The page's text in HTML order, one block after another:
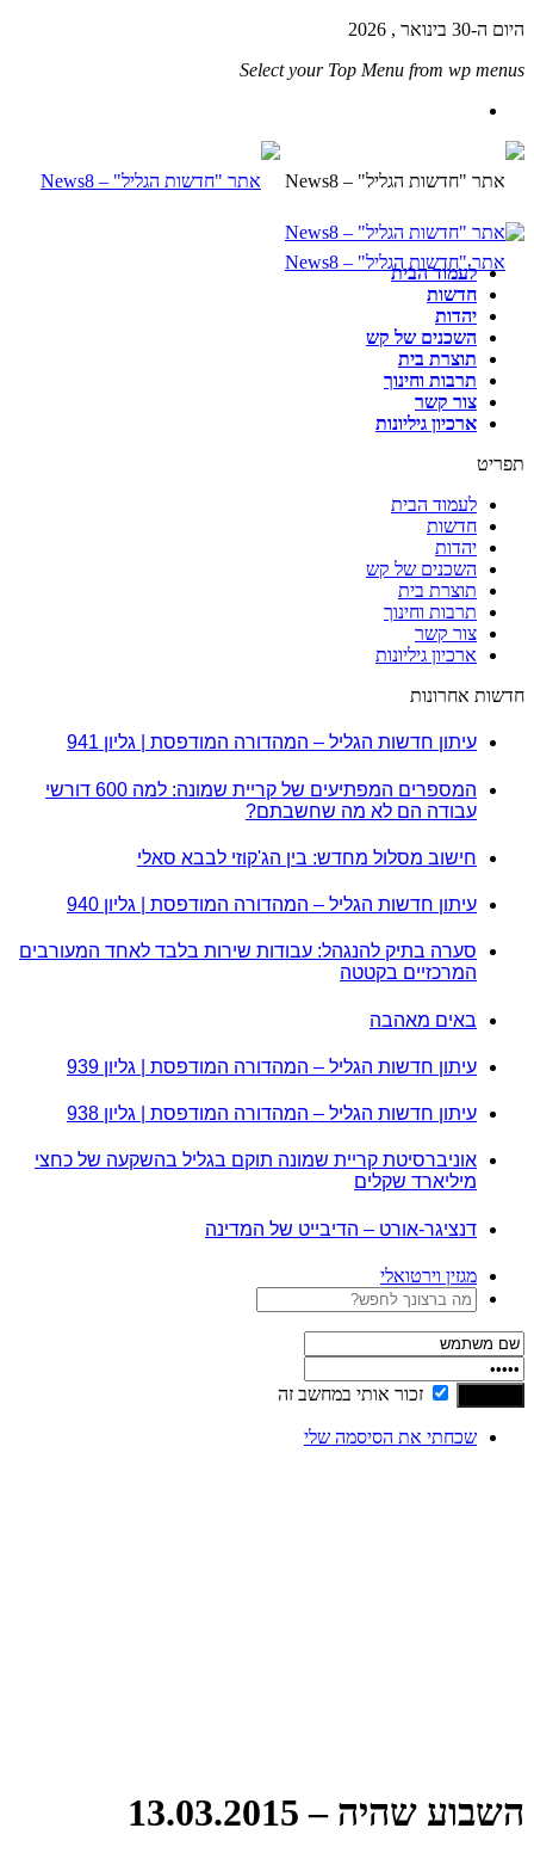
היום ה-30 בינואר , 2026
Select your Top Menu from wp menus
לעמוד הבית
חדשות
יהדות
השכנים של קש
תוצרת בית
תרבות וחינוך
צור קשר
ארכיון גיליונות
תפריט
לעמוד הבית
חדשות
יהדות
השכנים של קש
תוצרת בית
תרבות וחינוך
צור קשר
ארכיון גיליונות
חדשות אחרונות
עיתון חדשות הגליל – המהדורה המודפסת | גליון 941
המספרים המפתיעים של קריית שמונה: למה 600 דורשי
עבודה הם לא מה שחשבתם?
חישוב מסלול מחדש: בין הג'קוזי לבבא סאלי
עיתון חדשות הגליל – המהדורה המודפסת | גליון 940
סערה בתיק להנגהל: עבודות שירות בלבד לאחד המעורבים
המרכזיים בקטטה
באים מאהבה
עיתון חדשות הגליל – המהדורה המודפסת | גליון 939
עיתון חדשות הגליל – המהדורה המודפסת | גליון 938
אוניברסיטת קריית שמונה תוקם בגליל בהשקעה של כחצי
מיליארד שקלים
דנציגר-אורט – הדיבייט של המדינה
מגזין וירטואלי
זכור אותי במחשב זה
שכחתי את הסיסמה שלי
השבוע שהיה – 13.03.2015